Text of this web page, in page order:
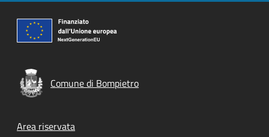
Comune di Bompietro
Footer menu
Area riservata